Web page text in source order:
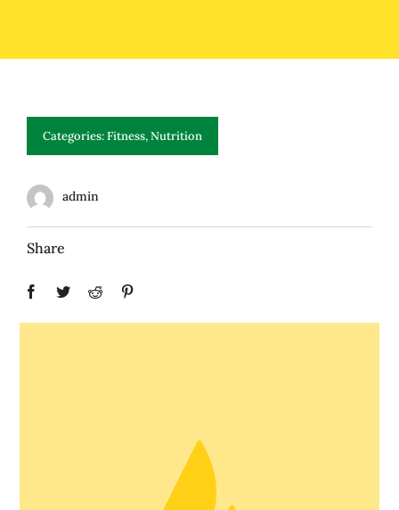
Categories:Fitness,Nutrition
admin
Share